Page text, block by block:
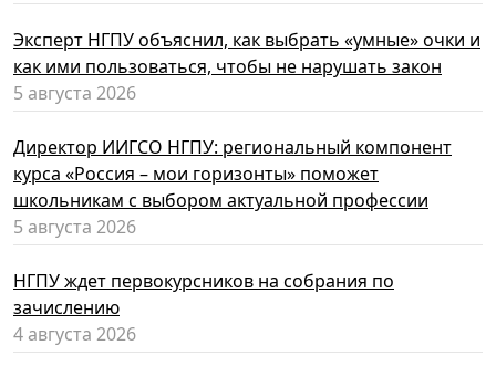
Эксперт НГПУ объяснил, как выбрать «умные» очки и
как ими пользоваться, чтобы не нарушать закон
5 августа 2026
Директор ИИГСО НГПУ: региональный компонент
курса «Россия – мои горизонты» поможет
школьникам с выбором актуальной профессии
5 августа 2026
НГПУ ждет первокурсников на собрания по
зачислению
4 августа 2026